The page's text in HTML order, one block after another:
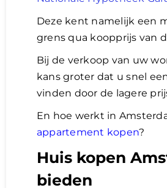
Deze kent namelijk een
grens qua koopprijs van
Bij de verkoop van uw
kans groter dat u snel
vinden door de lagere
En hoe werkt in
appartement kopen?
Huis kopen
bieden